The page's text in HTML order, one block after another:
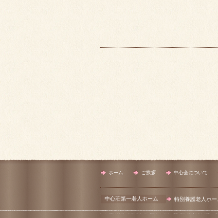
ホーム ご挨拶 中心会について
中心荘第一老人ホーム 特別養護老人ホー